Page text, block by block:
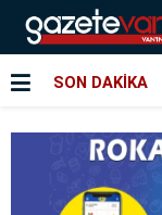
SON DAKİKA